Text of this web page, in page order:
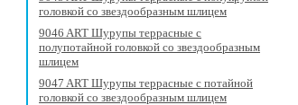
головкой со звездообразным шлицем
9046 ART Шурупы террасные с
полупотайной головкой со звездообразным
шлицем
9047 ART Шурупы террасные с потайной
головкой со звездообразным шлицем